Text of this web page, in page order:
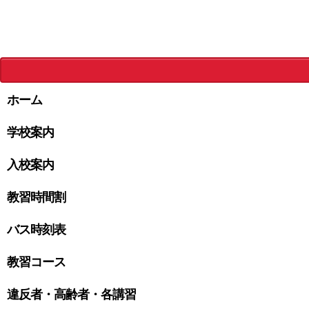
ホーム
学校案内
入校案内
教習時間割
バス時刻表
教習コース
違反者・高齢者・各講習